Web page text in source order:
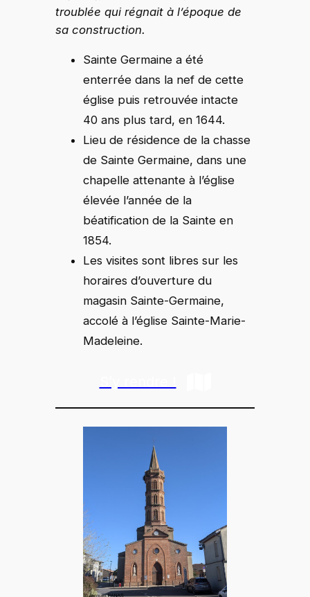
troublée qui régnait à l’époque de
sa construction.
Sainte Germaine a été
enterrée dans la nef de cette
église puis retrouvée intacte
40 ans plus tard, en 1644.
Lieu de résidence de la chasse
de Sainte Germaine, dans une
chapelle attenante à l’église
élevée l’année de la
béatification de la Sainte en
1854.
Les visites sont libres sur les
horaires d’ouverture du
magasin Sainte-Germaine,
accolé à l’église Sainte-Marie-
Madeleine.